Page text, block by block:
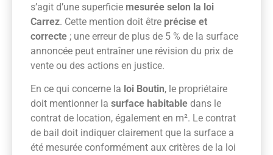
s’agit d’une superficie mesurée selon la loi
Carrez. Cette mention doit être précise et
correcte ; une erreur de plus de 5 % de la surface
annoncée peut entraîner une révision du prix de
vente ou des actions en justice.
En ce qui concerne la loi Boutin, le propriétaire
doit mentionner la surface habitable dans le
contrat de location, également en m². Le contrat
de bail doit indiquer clairement que la surface a
été mesurée conformément aux critères de la loi